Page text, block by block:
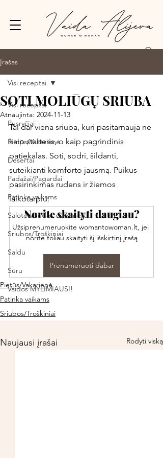
Įrašas
Visi receptai
Pusryčiai
Pietūs/Vakarienė
Desertai
Padažai/Pagardai
Patinka vaikams
Salotos/Budos dubenėliai
Sriubos/Troškiniai
Saldu
Sūru
Vaidos MYLIMIAUSI!
Visi receptai
SOTI MOLIŪGŲ SRIUBA
Atnaujinta: 2024-11-13
Tai dar viena sriuba, kuri pasitarnauja ne
kaip starteris, o kaip pagrindinis
patiekalas. Soti, sodri, šildanti,
suteikianti komforto jausmą. Puikus
pasirinkimas rudens ir žiemos
laikotarpiu.
Norite skaityti daugiau?
Užsiprenumeruokite womantowoman.lt, jei
norite toliau skaityti šį išskirtinį įrašą
Prenumeruoti dabar
Pietūs/Vakarienė
Patinka vaikams
Sriubos/Troškiniai
Naujausi įrašai Rodyti viską